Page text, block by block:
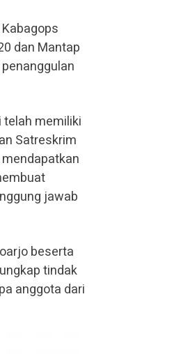
dan Mantap
telah memiliki
Satreskrim
jawab
beserta
tindak
anggota dari